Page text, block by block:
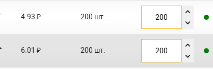
4.93 ₽ 200 шт.
6.01 ₽ 200 шт.